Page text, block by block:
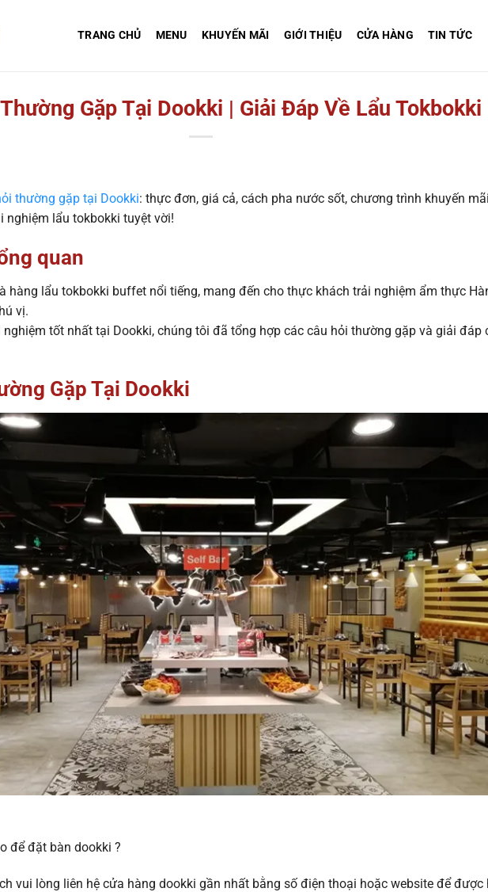
TRANG CHỦ MENU KHUYẾN MÃI GIỚI THIỆU CỬA HÀNG TIN TỨC
Gặp Tại Dookki | Giải Đáp Về Lẩu Tokbokki
thường gặp tại Dookki: thực đơn, giá cả, cách pha nước sốt, chương trình khuyến
nghiệm lẩu tokbokki tuyệt vời!
quan
hàng lẩu tokbokki buffet nổi tiếng, mang đến cho thực khách trải nghiệm ẩm thực
vị.
tốt nhất tại Dookki, chúng tôi đã tổng hợp các câu hỏi thường gặp và giải đáp
Gặp Tại Dookki
để đặt bàn dookki ?
vui lòng liên hệ cửa hàng dookki gần nhất bằng số điện thoại hoặc website để được